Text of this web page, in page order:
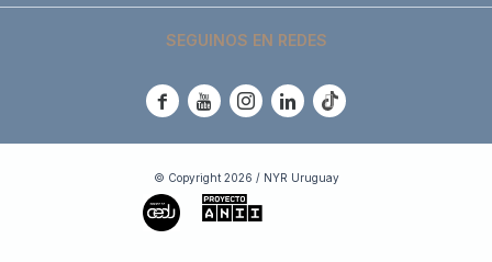
SEGUINOS EN REDES
    
© Copyright 2026 / NYR Uruguay